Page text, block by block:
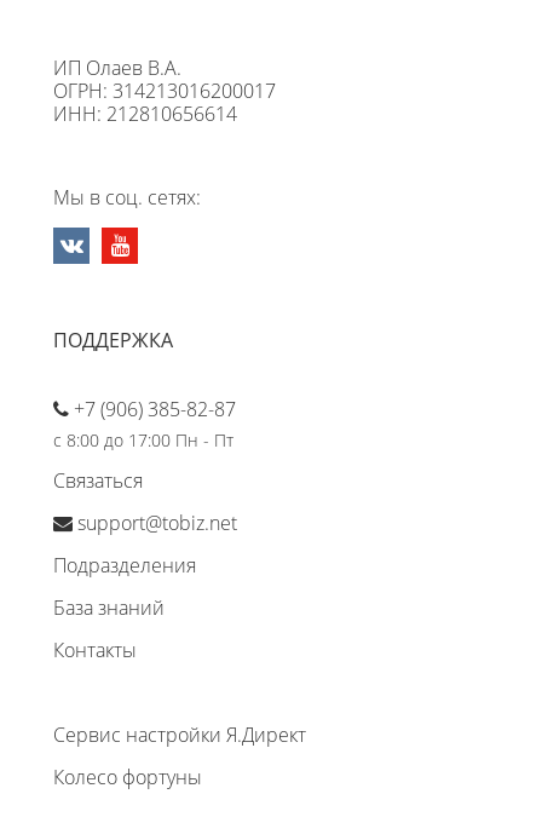
ИП Олаев В.А.
ОГРН: 314213016200017
ИНН: 212810656614
Мы в соц. сетях:
ПОДДЕРЖКА
+7 (906) 385-82-87
с 8:00 до 17:00 Пн - Пт
Связаться
support@tobiz.net
Подразделения
База знаний
Контакты
Сервис настройки Я.Директ
Колесо фортуны